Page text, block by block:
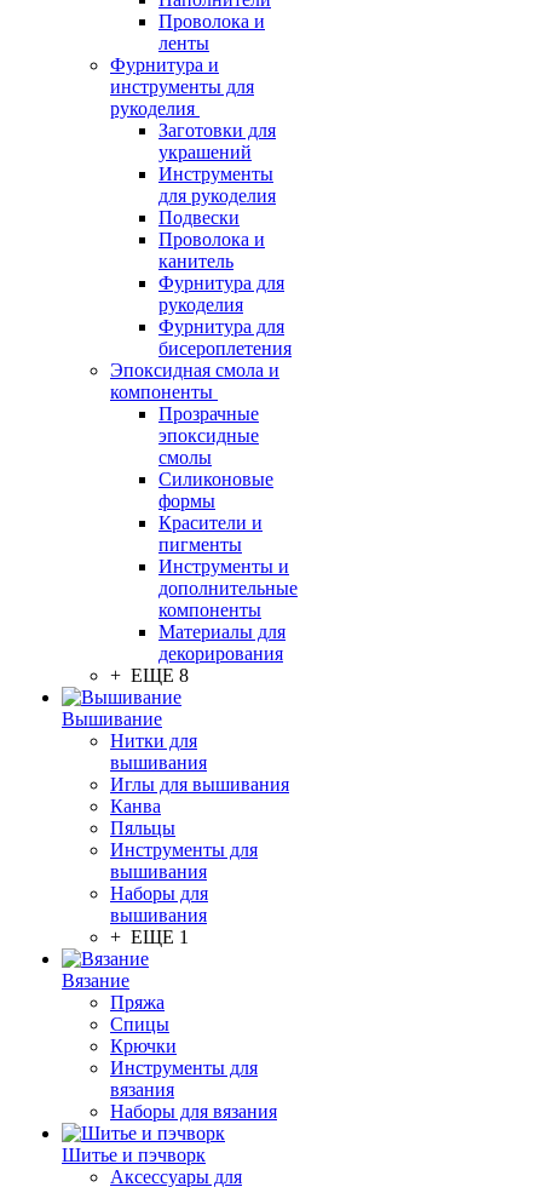
Проволока и
ленты
Фурнитура и
инструменты для
рукоделия
Заготовки для
украшений
Инструменты
для рукоделия
Подвески
Проволока и
канитель
Фурнитура для
рукоделия
Фурнитура для
бисероплетения
Эпоксидная смола и
компоненты
Прозрачные
эпоксидные
смолы
Силиконовые
формы
Красители и
пигменты
Инструменты и
дополнительные
компоненты
Материалы для
декорирования
+ ЕЩЕ 8
Вышивание
Нитки для
вышивания
Иглы для вышивания
Канва
Пяльцы
Инструменты для
вышивания
Наборы для
вышивания
+ ЕЩЕ 1
Вязание
Пряжа
Спицы
Крючки
Инструменты для
вязания
Наборы для вязания
Шитье и пэчворк
Аксессуары для